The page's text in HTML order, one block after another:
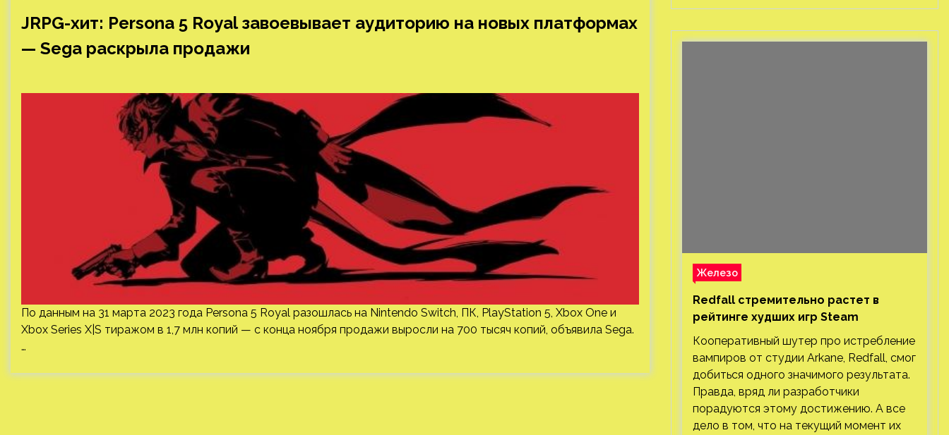
JRPG-хит: Persona 5 Royal завоевывает аудиторию на новых платформах
— Sega раскрыла продажи
По данным на 31 марта 2023 года Persona 5 Royal разошлась на Nintendo Switch, ПК, PlayStation 5, Xbox One и
Xbox Series X|S тиражом в 1,7 млн копий — с конца ноября продажи выросли на 700 тысяч копий, объявила Sega.
…
Железо
Redfall стремительно растет в
рейтинге худших игр Steam
Кооперативный шутер про истребление
вампиров от студии Arkane, Redfall, смог
добиться одного значимого результата.
Правда, вряд ли разработчики
порадуются этому достижению. А все
дело в том, что на текущий момент их